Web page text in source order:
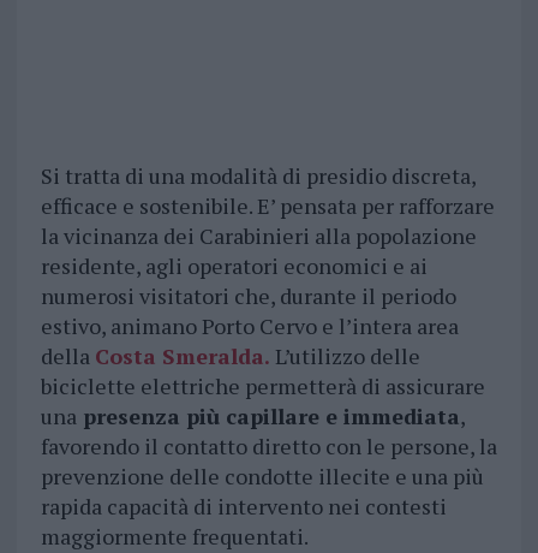
Si tratta di una modalità di presidio discreta,
efficace e sostenibile. E’ pensata per rafforzare
la vicinanza dei Carabinieri alla popolazione
residente, agli operatori economici e ai
numerosi visitatori che, durante il periodo
estivo, animano Porto Cervo e l’intera area
della Costa Smeralda. L’utilizzo delle
biciclette elettriche permetterà di assicurare
unapresenza più capillare e immediata,
favorendo il contatto diretto con le persone, la
prevenzione delle condotte illecite e una più
rapida capacità di intervento nei contesti
maggiormente frequentati.